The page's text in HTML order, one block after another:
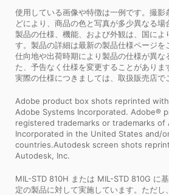
使用している画像や特徴は一例です。撮影
どにより、商品の色と写真が多少異なる場
製品の仕様、機能、および外観は、国によ
す。製品の詳細は最新の製品仕様ページを
仕向地や出荷時期により製品の仕様が異な
た、予告なく仕様を変更することがありま
実際の仕様につきましては、取扱販売店で
Adobe product box shots reprinted
Adobe Systems Incorporated. Adobe®
registered trademarks or trademarks of
Incorporated in the United States and/
countries.Autodesk screen shots
Autodesk, Inc.
MIL-STD 810H または MIL-STD 810G に
定の製品に対して実施しています。ただし